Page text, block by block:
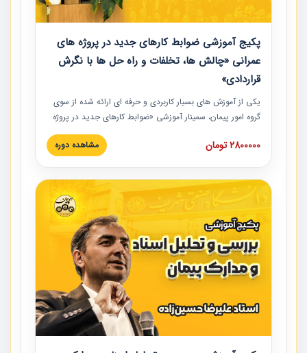
پکیج آموزشی ضوابط کارهای جدید در پروژه های
عمرانی «چالش ها، تخلفات و راه حل ها با نگرش
قراردادی»
یکی از آموزش‏‏‏‏‏‏ های بسیار کاربردی و حرفه‏ ای ارائه شده از سوی
گروه امور پیمان، سمینار آموزشی «ضوابط کارهای جدید در پروژه
های عمرانی» چالش ها، تخلفات و راه حل ها با نگرش قراردادی
است که در محل سندیکای شرکت های ساختمانی کشور ارائه شد.
مدارک پیمان به همراه تجربیات عملی ارائه شده است.
2800000 تومان مشاهده دوره